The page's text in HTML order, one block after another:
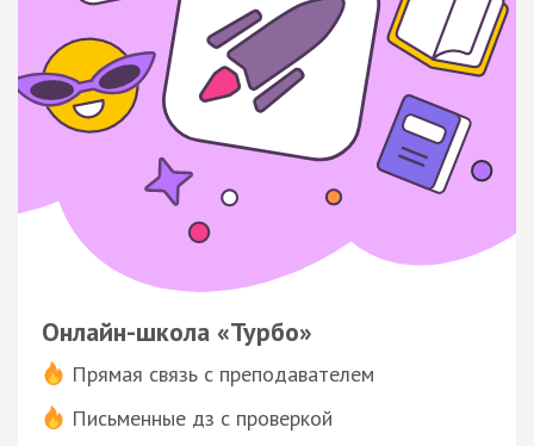
Онлайн-школа «Турбо»
Прямая связь с преподавателем
Письменные дз с проверкой